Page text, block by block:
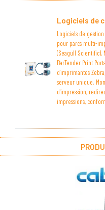
Logiciels de
Logiciels de
pour parcs multi-
(Seagull Scientific),
BarTender Print
d'imprimantes
serveur unique.
d'impression,
impressions,